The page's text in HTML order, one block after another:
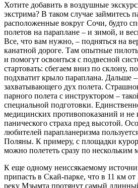
Хотите добавить в воздушные
экстрима? В таком случае займитесь
расположенные вокруг Сочи, будто
полетов на параплане – и зимой, и
Все, что вам нужно, – подняться на
канатной дороге. Там опытные
и помогут освоиться с подвесной
стартовать: сбегаем вниз по склону,
подхватит крыло параплана. Дальше
захватывающего дух полета.
парного полета с инструктором –
специальной подготовки.
медицинских противопоказаний и не
панического страха пред высотой.
любителей парапланеризма
Поляны. К примеру, с площадки
можно полететь сразу по нескольким
К еще одному неиссякаемому
припасть в Скай-парке, что в 11 км от
реку Мзымта протянут самый